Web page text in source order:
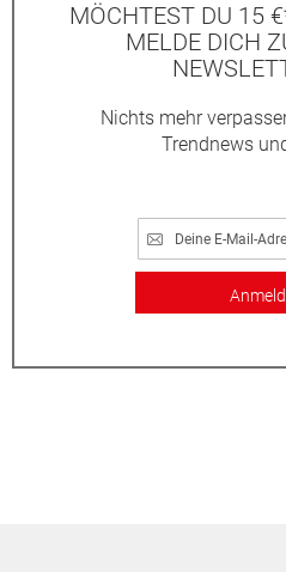
MÖCHTEST DU 15
MELDE DICH
Nichts mehr
Trendnews